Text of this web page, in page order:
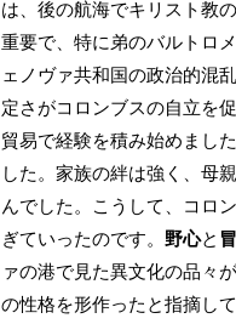
は、後の航海でキリスト教
重要で、特に弟のバルトロ
ェノヴァ共和国の政治的混
定さがコロンブスの自立を
貿易で経験を積み始めまし
した。家族の絆は強く、母
んでした。こうして、コロ
ぎていったのです。 野心と
ァの港で見た異文化の品々
の性格を形作ったと指摘し